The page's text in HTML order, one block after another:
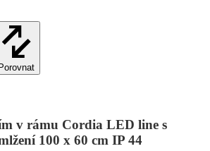
Porovnat
v rámu Cordia LED line s
100 x 60 cm IP 44